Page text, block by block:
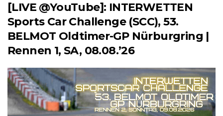
[LIVE @YouTube]: INTERWETTEN
Sports Car Challenge (SCC), 53.
BELMOT Oldtimer-GP Nürburgring |
Rennen 1, SA, 08.08.’26